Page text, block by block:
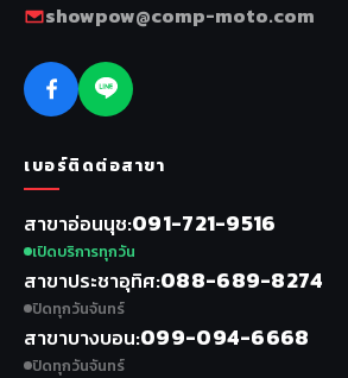
showpow@comp-moto.com
เบอร์ติดต่อสาขา
สาขาอ่อนนุช 091-721-9516
เปิดบริการทุกวัน
สาขาประชาอุทิศ 088-689-8274
ปิดทุกวันจันทร์
สาขาบางบอน 099-094-6668
ปิดทุกวันจันทร์